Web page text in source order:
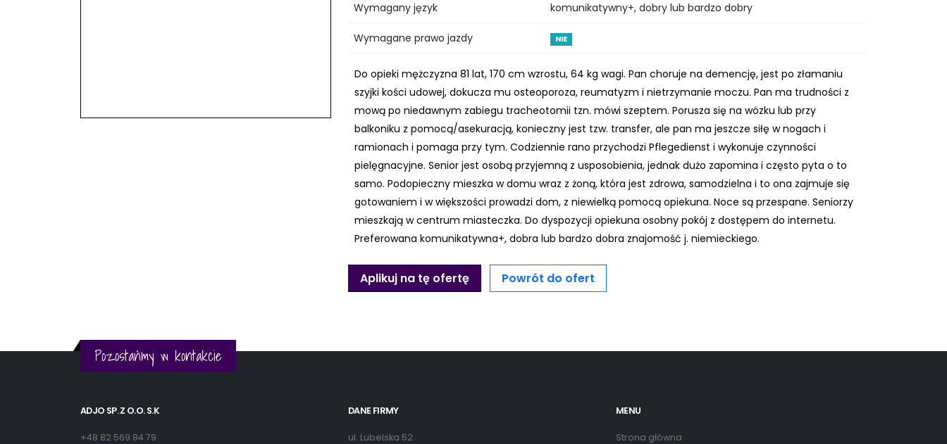
Wymagany język komunikatywny+, dobry lub bardzo dobry
Wymagane prawo jazdy NIE
Do opieki mężczyzna 81 lat, 170 cm wzrostu, 64 kg wagi. Pan choruje na demencję, jest po złamaniu
szyjki kości udowej, dokucza mu osteoporoza, reumatyzm i nietrzymanie moczu. Pan ma trudności z
mową po niedawnym zabiegu tracheotomii tzn. mówi szeptem. Porusza się na wózku lub przy
balkoniku z pomocą/asekuracją, konieczny jest tzw. transfer, ale pan ma jeszcze siłę w nogach i
ramionach i pomaga przy tym. Codziennie rano przychodzi Pflegedienst i wykonuje czynności
pielęgnacyjne. Senior jest osobą przyjemną z usposobienia, jednak dużo zapomina i często pyta o to
samo. Podopieczny mieszka w domu wraz z żoną, która jest zdrowa, samodzielna i to ona zajmuje się
gotowaniem i w większości prowadzi dom, z niewielką pomocą opiekuna. Noce są przespane. Seniorzy
mieszkają w centrum miasteczka. Do dyspozycji opiekuna osobny pokój z dostępem do internetu.
Preferowana komunikatywna+, dobra lub bardzo dobra znajomość j. niemieckiego.
Aplikuj na tę ofertę Powrót do ofert
Pozostańmy w kontakcie
ADJO SP. Z O.O. S.K
+48 82 569 84 79
DANE FIRMY
ul. Lubelska 52
MENU
Strona główna